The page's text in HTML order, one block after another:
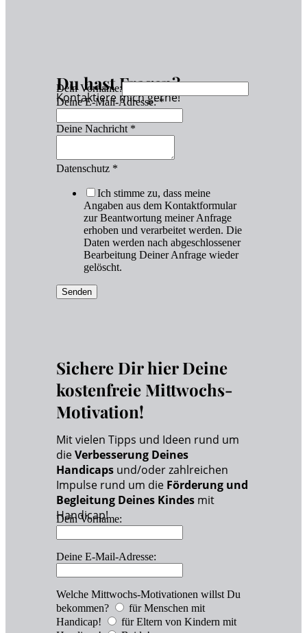
Du hast Fragen?
Kontaktiere mich gerne!
Dein Vorname:
Deine E-Mail-Adresse:*
Deine Nachricht *
Datenschutz *
Ich stimme zu, dass meine
Angaben aus dem Kontaktformular
zur Beantwortung meiner Anfrage
erhoben und verarbeitet werden. Die
Daten werden nach abgeschlossener
Bearbeitung Deiner Anfrage wieder
gelöscht.
Senden
Sichere Dir hier Deine
kostenfreie Mittwochs-
Motivation!
Mit vielen Tipps und Ideen rund um
dieVerbesserung Deines
Handicaps und/oder zahlreichen
Impulse rund um die Förderung und
Begleitung Deines Kindes mit
Handicap!
Dein Vorname:
Deine E-Mail-Adresse:
Welche Mittwochs-Motivationen willst Du
bekommen?
für Menschen mit
Handicap!
für Eltern von Kindern mit